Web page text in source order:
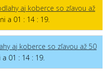
aj koberce so zľavou až
a 01 : 14 : 18.
aj koberce so zľavou až 50
01 : 14 : 18.